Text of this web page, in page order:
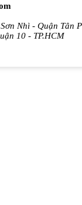
Nhì - Quận Tân
10 - TP.HCM